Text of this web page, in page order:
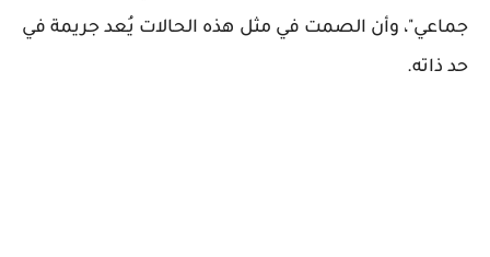
جماعي"، وأن الصمت في مثل هذه الحالات يُعد جريمة في
حد ذاته.